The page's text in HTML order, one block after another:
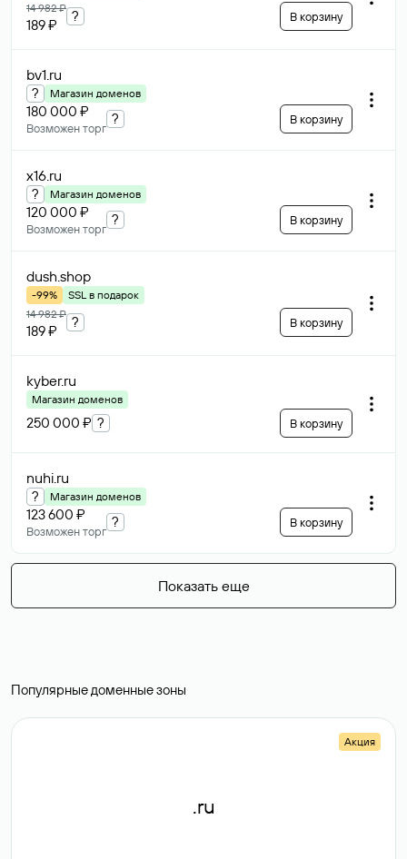
14 982 ₽
189 ₽
? В корзину
bv1.ru
? Магазин доменов
180 000 ₽
Возможен торг
? В корзину
x16.ru
? Магазин доменов
120 000 ₽
Возможен торг
? В корзину
dush.shop
-99%
SSL в подарок
14 982 ₽
189 ₽
? В корзину
kyber.ru
Магазин доменов
250 000 ₽ ? В корзину
nuhi.ru
? Магазин доменов
123 600 ₽
Возможен торг
? В корзину
Показать еще
Популярные доменные зоны
Акция
.ru